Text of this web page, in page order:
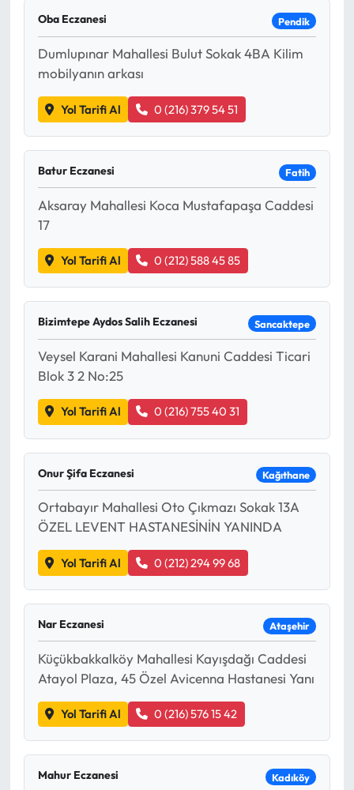
Oba Eczanesi Pendik
Dumlupınar Mahallesi Bulut Sokak 4BA Kilim
mobilyanın arkası
Yol Tarifi Al 0 (216) 379 54 51
Batur Eczanesi Fatih
Aksaray Mahallesi Koca Mustafapaşa Caddesi
17
Yol Tarifi Al 0 (212) 588 45 85
Bizimtepe Aydos Salih Eczanesi Sancaktepe
Veysel Karani Mahallesi Kanuni Caddesi Ticari
Blok 3 2 No:25
Yol Tarifi Al 0 (216) 755 40 31
Onur Şifa Eczanesi Kağıthane
Ortabayır Mahallesi Oto Çıkmazı Sokak 13A
ÖZEL LEVENT HASTANESİNİN YANINDA
Yol Tarifi Al 0 (212) 294 99 68
Nar Eczanesi Ataşehir
Küçükbakkalköy Mahallesi Kayışdağı Caddesi
Atayol Plaza, 45 Özel Avicenna Hastanesi Yanı
Yol Tarifi Al 0 (216) 576 15 42
Mahur Eczanesi Kadıköy